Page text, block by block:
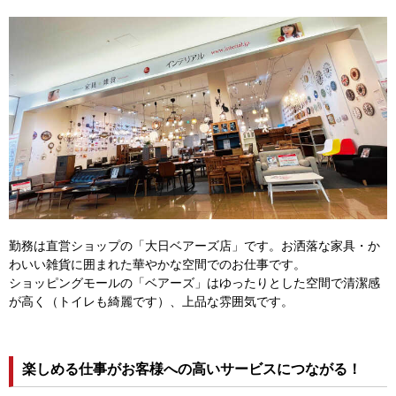
勤務は直営ショップの「大日ベアーズ店」です。お洒落な家具・か
わいい雑貨に囲まれた華やかな空間でのお仕事です。
ショッピングモールの「ベアーズ」はゆったりとした空間で清潔感
が高く（トイレも綺麗です）、上品な雰囲気です。
楽しめる仕事がお客様への高いサービスにつながる！